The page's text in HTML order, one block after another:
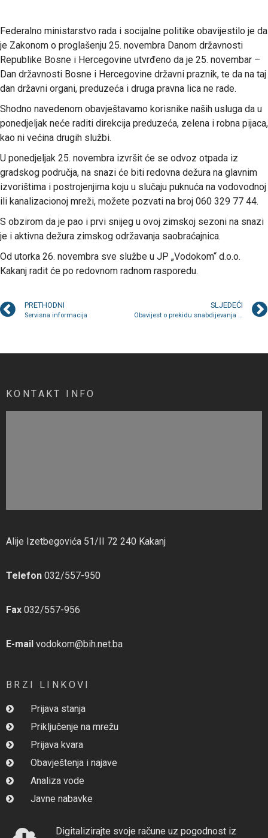
Federalno ministarstvo rada i socijalne politike obavijestilo je da
je Zakonom o proglašenju 25. novembra Danom državnosti
Republike Bosne i Hercegovine utvrđeno da je 25. novembar –
Dan državnosti Bosne i Hercegovine državni praznik, te da na taj
dan državni organi, preduzeća i druga pravna lica ne rade.
Shodno navedenom obavještavamo korisnike naših usluga da u
ponedjeljak neće raditi direkcija preduzeća, zelena i robna pijaca,
kao ni većina drugih službi.
U ponedjeljak 25. novembra izvršit će se odvoz otpada iz
gradskog područja, na snazi će biti redovna dežura na glavnim
izvorištima i postrojenjima koju u slučaju puknuća na vodovodnoj
ili kanalizacionoj mreži, možete pozvati na broj 060 329 77 44.
S obzirom da je pao i prvi snijeg u ovoj zimskoj sezoni na snazi
je i aktivna dežura zimskog održavanja saobraćajnica.
Od utorka 26. novembra sve službe u JP „Vodokom“ d.o.o.
Kakanj radit će po redovnom radnom rasporedu.
PRETHODNI
Servisna informacija
SLJEDEĆI
Obavijest o prekidu snabdijevanja sa izvorišta Bukovica
KONTAKT INFO
Alije Izetbegovića 51/II 72 240 Kakanj
Telefon 032/557-950
Fax 032/557-956
E-mail vodokom@bih.net.ba
BRZI LINKOVI
Prijava stanja
Priključenje na mrežu
Prijava kvara
Obavještenja i najave
Analiza vode
Javne nabavke
Digitalizirajte svoje račune uz pogodnost iz